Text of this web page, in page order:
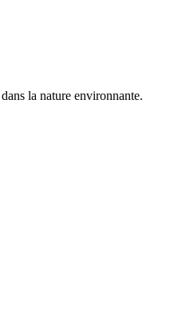
la nature environnante.